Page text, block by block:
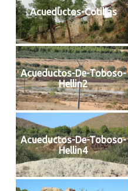
Acueductos-Cotillas
Acueductos-De-Toboso-
Hellin2
Acueductos-De-Toboso-
Hellin4